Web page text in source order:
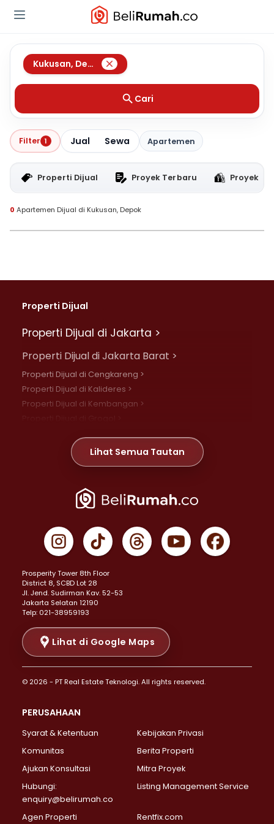
Kukusan, Depok
Cari
Filter 1 Jual Sewa Apartemen
Properti Dijual Proyek Terbaru Proyek
0 Apartemen Dijual di Kukusan, Depok
Properti Dijual
Properti Dijual di Jakarta >
Properti Dijual di Jakarta Barat >
Properti Dijual di Cengkareng >
Properti Dijual di Kalideres >
Properti Dijual di Kembangan >
Properti Dijual di Meruya >
Properti Dijual di Jelambar >
Properti Dijual di Jakarta Pusat >
Properti Dijual di Gambir >
Properti Dijual di Johar Baru >
Properti Dijual di Menteng >
Properti Dijual di Senen >
Properti Dijual di Tanah Abang >
Properti Dijual di Cikini >
Properti Dijual di Kramat >
Properti Dijual di Pasar Baru >
Properti Dijual di Bendungan Hilir >
Properti Dijual di Jakarta Selatan >
Properti Dijual di Lebak Bulus >
Properti Dijual di Gandaria Selatan >
Properti Dijual di Pondok Labu >
Properti Dijual di Lenteng Agung >
Properti Dijual di Senayan >
Properti Dijual di Pondok Pinang >
Lihat Semua Tautan
Prosperity Tower 8th Floor
District 8, SCBD Lot 28
JI. Jend. Sudirman Kav. 52-53
Jakarta Selatan 12190
Telp: 021-38959193
Lihat di Google Maps
© 2026 - PT Real Estate Teknologi. All rights reserved.
PERUSAHAAN
Syarat & Ketentuan
Kebijakan Privasi
Komunitas
Berita Properti
Ajukan Konsultasi
Mitra Proyek
Hubungi:
enquiry@belirumah.co
Listing Management Service
Agen Properti Rentfix.com